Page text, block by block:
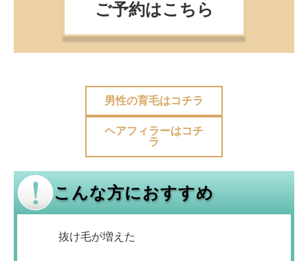
ご予約はこちら
男性の育毛はコチラ
ヘアフィラーはコチ
ラ
こんな方におすすめ
抜け毛が増えた